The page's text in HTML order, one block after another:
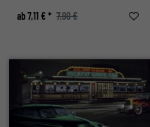
ab 7,11 € * 7,90 €